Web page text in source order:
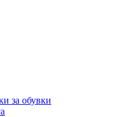
за обувки